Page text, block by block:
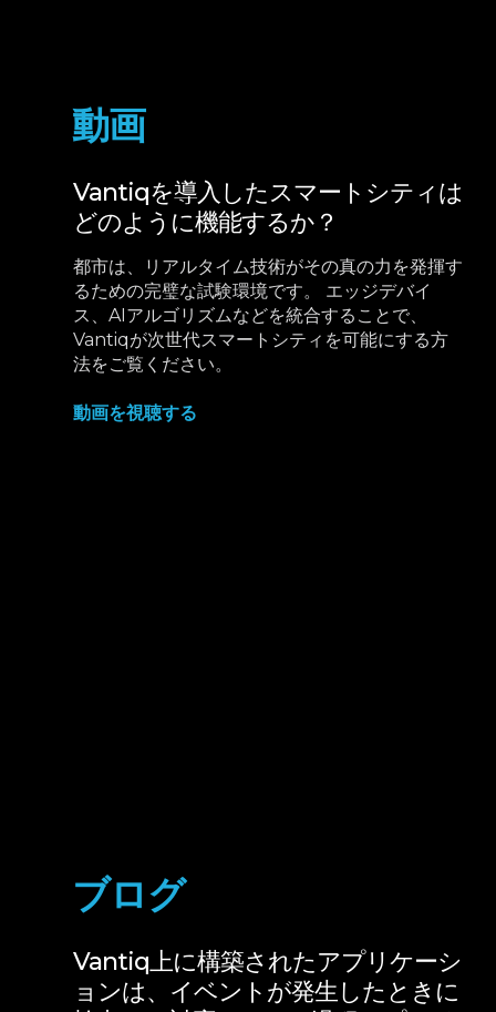
動画
Vantiqを導入したスマートシティは
どのように機能するか？
都市は、リアルタイム技術がその真の力を発揮す
るための完璧な試験環境です。 エッジデバイ
ス、AIアルゴリズムなどを統合することで、
Vantiqが次世代スマートシティを可能にする方
法をご覧ください。
動画を視聴する
ブログ
Vantiq上に構築されたアプリケーシ
ョンは、イベントが発生したときに